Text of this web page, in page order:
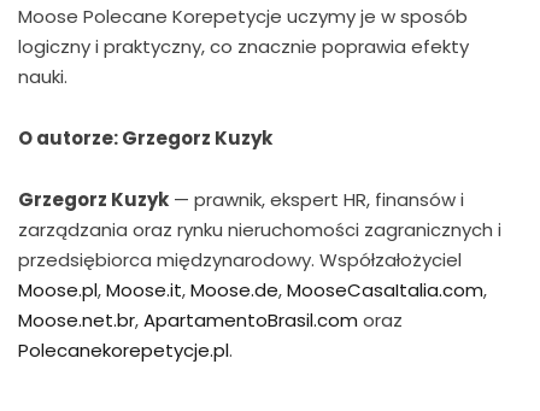
Moose Polecane Korepetycje uczymy je w sposób
logiczny i praktyczny, co znacznie poprawia efekty
nauki.
O autorze: Grzegorz Kuzyk
Grzegorz Kuzyk — prawnik, ekspert HR, finansów i
zarządzania oraz rynku nieruchomości zagranicznych i
przedsiębiorca międzynarodowy. Współzałożyciel
Moose.pl,Moose.it,Moose.de,MooseCasaItalia.com,
Moose.net.br,ApartamentoBrasil.com oraz
Polecanekorepetycje.pl.